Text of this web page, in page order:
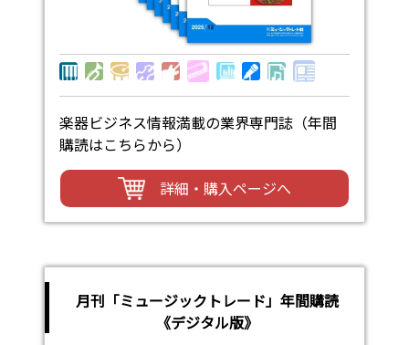
楽器ビジネス情報満載の業界専門誌（年間
購読はこちらから）
詳細・購入ページへ
月刊「ミュージックトレード」年間購読
《デジタル版》